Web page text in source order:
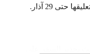
29 آذار.